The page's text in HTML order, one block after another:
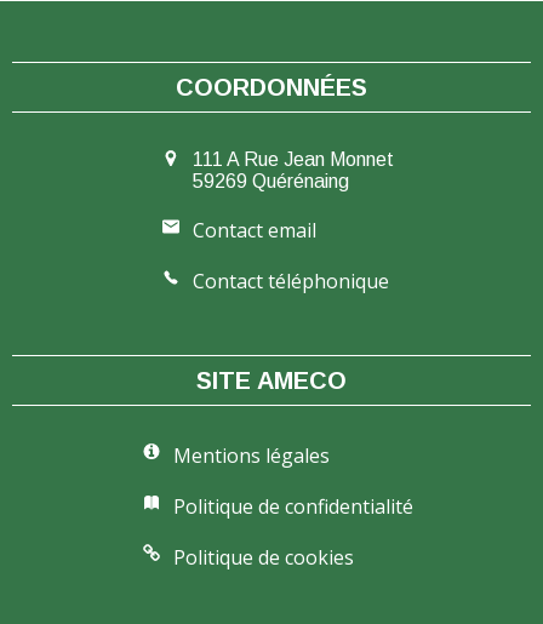
COORDONNÉES
111 A Rue Jean Monnet
59269 Quérénaing
Contact email
Contact téléphonique
SITE AMECO
Mentions légales
Politique de confidentialité
Politique de cookies